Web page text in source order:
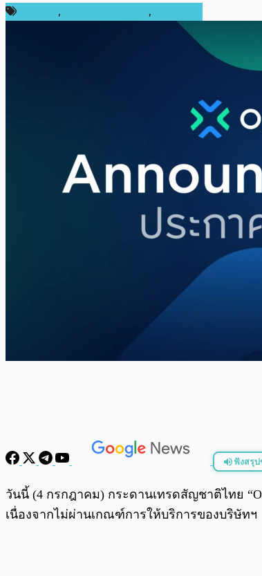
, ,
ฟังสรุป
วันนี้ (4 กรกฎาคม) กระดานเทรดสัญชาติไทย
เนื่องจากไม่ผ่านเกณฑ์การให้บริการของบริษัทฯ